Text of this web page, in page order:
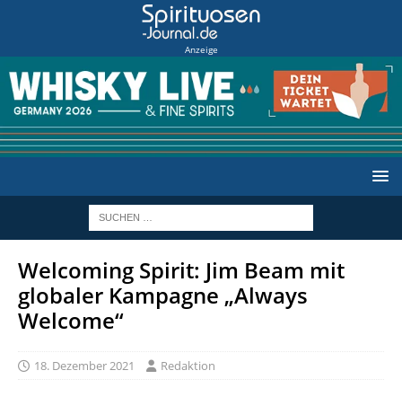
Anzeige
Welcoming Spirit: Jim Beam mit
globaler Kampagne „Always
Welcome“
18. Dezember 2021 Redaktion